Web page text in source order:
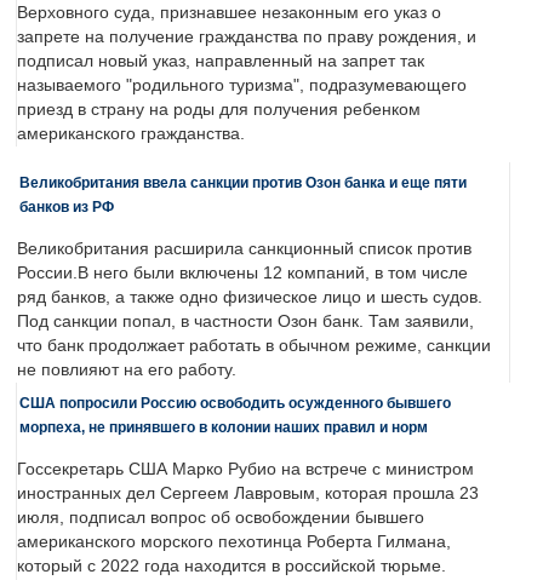
Верховного суда, признавшее незаконным его указ о
запрете на получение гражданства по праву рождения, и
подписал новый указ, направленный на запрет так
называемого "родильного туризма", подразумевающего
приезд в страну на роды для получения ребенком
американского гражданства.
Великобритания ввела санкции против Озон банка и еще пяти
банков из РФ
Великобритания расширила санкционный список против
России.В него были включены 12 компаний, в том числе
ряд банков, а также одно физическое лицо и шесть судов.
Под санкции попал, в частности Озон банк. Там заявили,
что банк продолжает работать в обычном режиме, санкции
не повлияют на его работу.
США попросили Россию освободить осужденного бывшего
морпеха, не принявшего в колонии наших правил и норм
Госсекретарь США Марко Рубио на встрече с министром
иностранных дел Сергеем Лавровым, которая прошла 23
июля, подписал вопрос об освобождении бывшего
американского морского пехотинца Роберта Гилмана,
который с 2022 года находится в российской тюрьме.